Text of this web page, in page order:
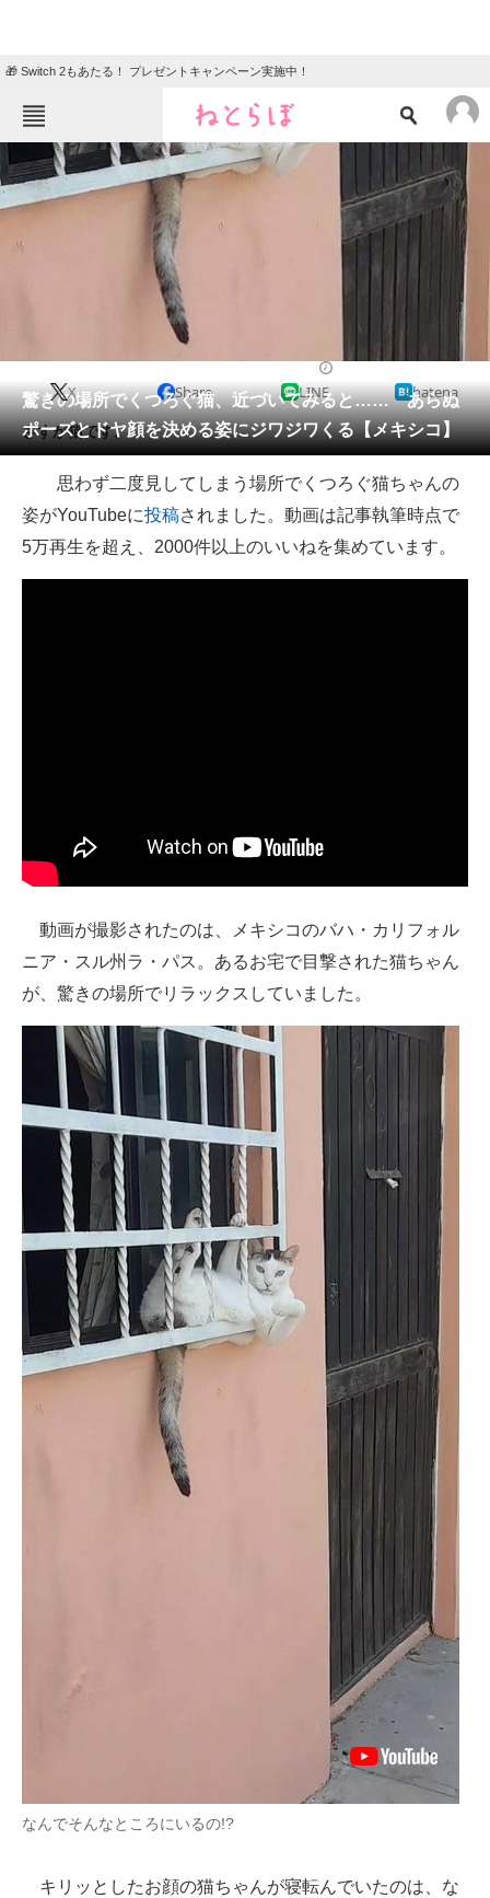
🎁 Switch 2もあたる！ プレゼントキャンペーン実施中！
ねとらぼメニュー
TOP
会員記事
メディア
注目記事を集めた総合ページ
ITの今と未来を見通す
スマホと通信の最新トレンド
経営リーダーのコミュニティ
ITエンジニア向け専門サイト
企業向けIT製品の総合サイト
IT製品の技術・比較・事例
製造業のIT導入・活用を支援
モノづくり技術者専門サイト
エレクトロニクス専門サイト
電子設計の基本と応用
エネルギーの専門メディア
建設×テクノロジーの最前線
ちょっと気になるネットの話題
驚きの場所でくつろぐ猫、近づいてみると…… あらぬ
ポーズとドヤ顔を決める姿にジワジワくる【メキシコ】
X Share LINE hatena
さすが猫です。
思わず二度見してしまう場所でくつろぐ猫ちゃんの
姿がYouTubeに投稿されました。動画は記事執筆時点で
5万再生を超え、2000件以上のいいねを集めています。
動画が撮影されたのは、メキシコのバハ・カリフォル
ニア・スル州ラ・パス。あるお宅で目撃された猫ちゃん
が、驚きの場所でリラックスしていました。
なんでそんなところにいるの!?
キリッとしたお顔の猫ちゃんが寝転んでいたのは、な